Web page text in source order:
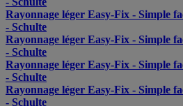
Rayonnage léger Easy-Fix - Simple
- Schulte
Rayonnage léger Easy-Fix - Simple
- Schulte
Rayonnage léger Easy-Fix - Simple
- Schulte
Rayonnage léger Easy-Fix - Simple
- Schulte